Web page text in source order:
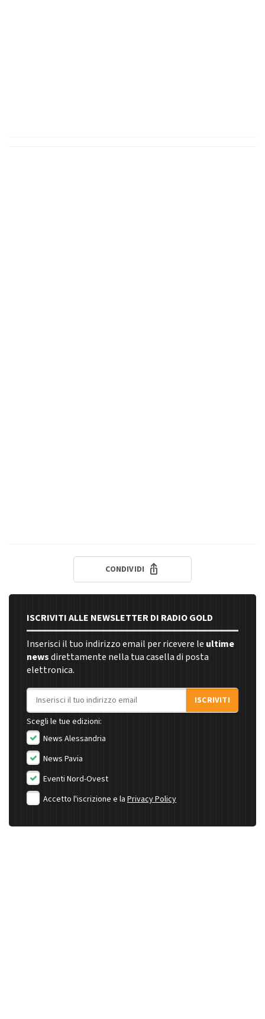
CONDIVIDI
ISCRIVITI ALLE NEWSLETTER DI RADIO GOLD
Inserisci il tuo indirizzo email per ricevere le ultime
newsdirettamente nella tua casella di posta
elettronica.
Indirizzo email
ISCRIVITI
Scegli le tue edizioni:
News Alessandria
News Pavia
Eventi Nord-Ovest
Accetto l'iscrizione e la Privacy Policy